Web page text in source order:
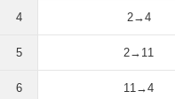
4 2→4
5 2→11
6 11→4